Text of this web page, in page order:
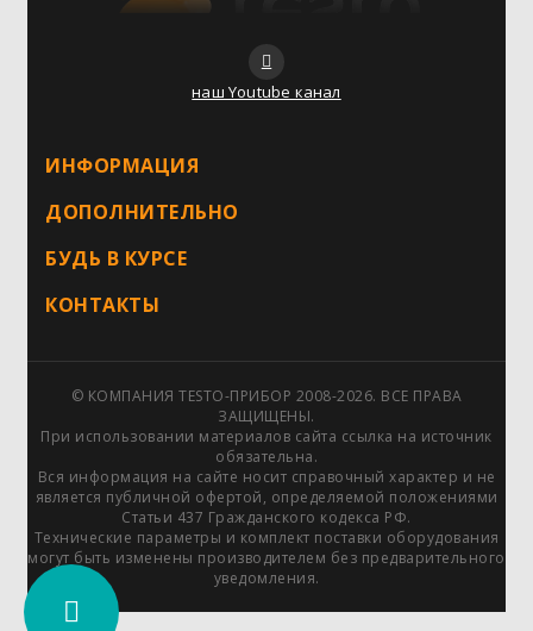
наш Youtube канал
ИНФОРМАЦИЯ
ДОПОЛНИТЕЛЬНО
БУДЬ В КУРСЕ
КОНТАКТЫ
© КОМПАНИЯ TESTO-ПРИБОР 2008-2026. ВСЕ ПРАВА
ЗАЩИЩЕНЫ.
При использовании материалов сайта ссылка на источник
обязательна.
Вся информация на сайте носит справочный характер и не
является публичной офертой, определяемой положениями
Статьи 437 Гражданского кодекса РФ.
Технические параметры и комплект поставки оборудования
могут быть изменены производителем без предварительного
уведомления.